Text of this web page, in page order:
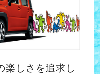
楽しさを追求し